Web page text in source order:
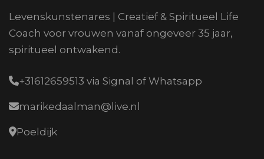
Levenskunstenares | Creatief & Spiritueel Life
Coach voor vrouwen vanaf ongeveer 35 jaar,
spiritueel ontwakend.
+31612659513 via Signal of Whatsapp
marikedaalman@live.nl
Poeldijk